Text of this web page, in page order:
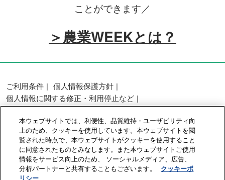
ことができます／
＞農業WEEKとは？
ご利用条件
個人情報保護方針
個人情報に関する修正・利用停止など
展示会・セミナー参加ポリシー
カスタマーハラスメントに対する基本方針
クッキーポリシー
クッキーの設定
Copyright © RX Japan GK
本ウェブサイトでは、利便性、品質維持・ユーザビリティ向
上のため、クッキーを使用しています。本ウェブサイトを閲
覧された時点で、本ウェブサイトがクッキーを使用すること
に同意されたものとみなします。また本ウェブサイトご使用
情報をサービス向上のため、 ソーシャルメディア、広告、
分析パートナーと共有することもございます。
クッキーポ
リシー